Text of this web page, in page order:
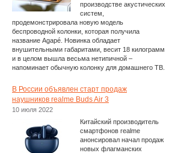
производстве акустических
систем,
продемонстрировала новую модель
беспроводной колонки, которая получила
название Agapé. Новинка обладает
внушительными габаритами, весит 18 килограмм
и в целом вышла весьма нетипичной –
напоминает обычную колонку для домашнего ТВ.
В России объявлен старт продаж
наушников realme Buds Air 3
10 июля 2022
Китайский производитель
смартфонов realme
анонсировал начал продаж
новых флагманских